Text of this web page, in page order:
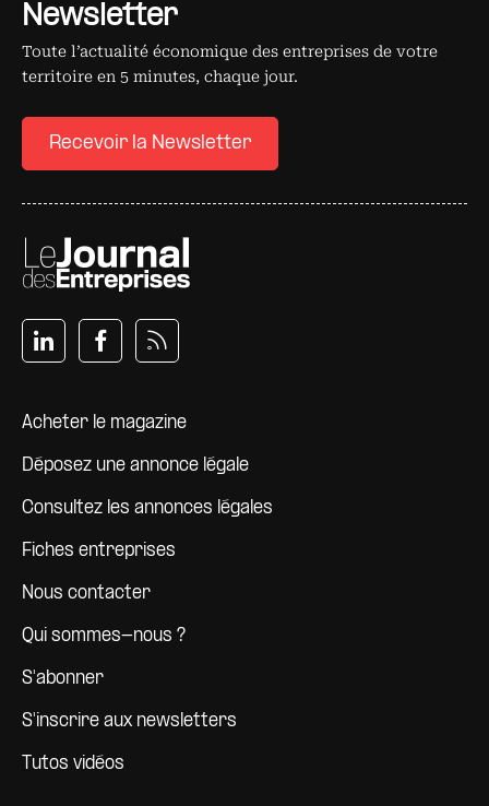
Newsletter
Toute l’actualité économique des entreprises de votre
territoire en 5 minutes, chaque jour.
Recevoir la Newsletter
Pied de page
Acheter le magazine
Déposez une annonce légale
Consultez les annonces légales
Fiches entreprises
Nous contacter
Qui sommes-nous ?
S'abonner
S'inscrire aux newsletters
Tutos vidéos